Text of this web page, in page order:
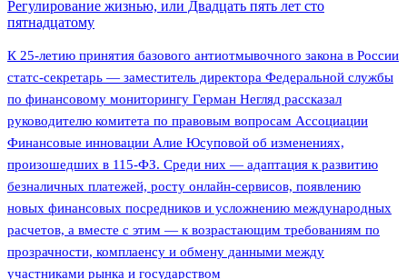
Регулирование жизнью, или Двадцать пять лет сто
пятнадцатому
К 25-летию принятия базового антиотмывочного закона в России
статс-секретарь — заместитель директора Федеральной службы
по финансовому мониторингу Герман Негляд рассказал
руководителю комитета по правовым вопросам Ассоциации
Финансовые инновации Алие Юсуповой об изменениях,
произошедших в 115-ФЗ. Среди них — адаптация к развитию
безналичных платежей, росту онлайн-сервисов, появлению
новых финансовых посредников и усложнению международных
расчетов, а вместе с этим — к возрастающим требованиям по
прозрачности, комплаенсу и обмену данными между
участниками рынка и государством